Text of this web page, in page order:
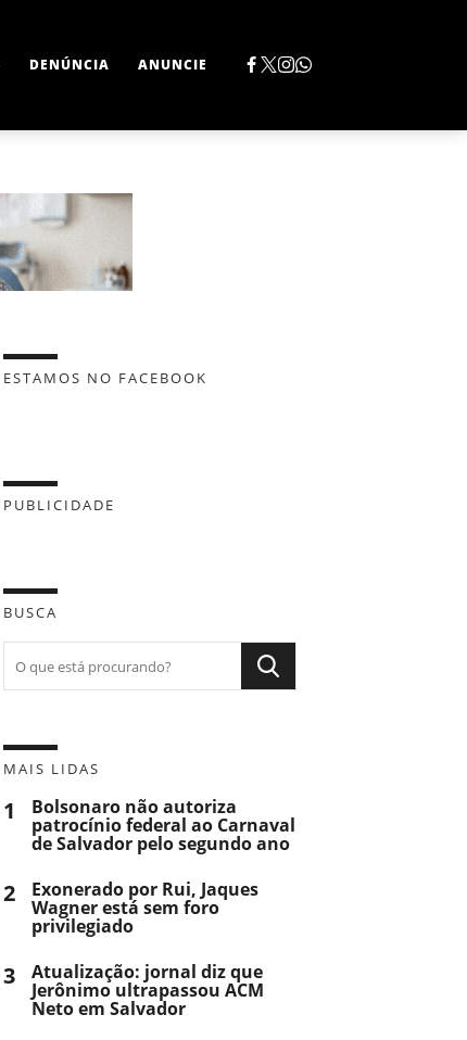
DENÚNCIA ANUNCIE
ESTAMOS NO FACEBOOK
PUBLICIDADE
BUSCA
MAIS LIDAS
1 Bolsonaro não autoriza
patrocínio federal ao Carnaval
de Salvador pelo segundo ano
2 Exonerado por Rui, Jaques
Wagner está sem foro
privilegiado
3 Atualização: jornal diz que
Jerônimo ultrapassou ACM
Neto em Salvador